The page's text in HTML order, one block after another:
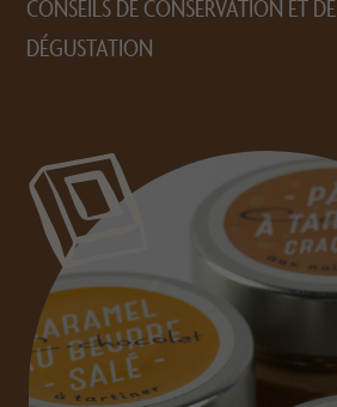
CONSEILS DE CONSERVATION ET DE
DÉGUSTATION